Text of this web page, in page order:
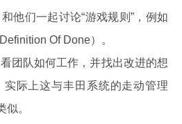
他们一起讨论“游戏规则”，例如
Of Done）。
团队如何工作，并找出改进的想
际上这与丰田系统的走动管理
似。